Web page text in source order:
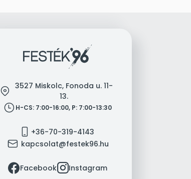
location 3527 Miskolc, Fonoda u. 11-
13.
clock H-CS: 7:00-16:00, P: 7:00-13:30
mobile +36-70-319-4143
mail kapcsolat@festek96.hu
facebookFacebookinstagramInstagram